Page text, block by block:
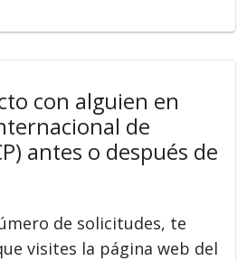
con alguien en
de
antes o después de
de solicitudes, te
visites la página web del